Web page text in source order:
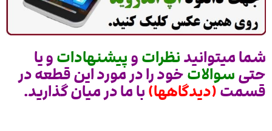
شما میتوانیدنظراتوپیشنهاداتو یا
حتیسوالاتخود را در مورد این قطعه در
قسمت(دیدگاهها)با ما در میان گذارید.